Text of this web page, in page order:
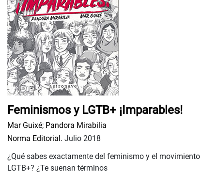
Feminismos y LGTB+ ¡Imparables!
Mar Guixé; Pandora Mirabilia
Norma Editorial. Julio 2018
¿Qué sabes exactamente del feminismo y el movimiento
LGTB+? ¿Te suenan términos